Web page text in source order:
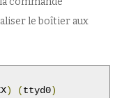
le boîtier aux
) (ttyd0)